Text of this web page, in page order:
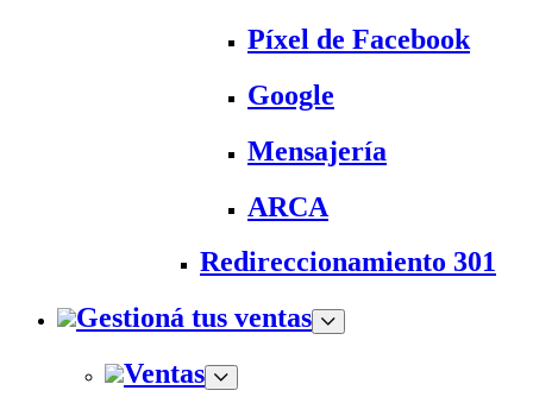
Píxel de Facebook
Google
Mensajería
ARCA
Redireccionamiento 301
Gestioná tus ventas
Ventas